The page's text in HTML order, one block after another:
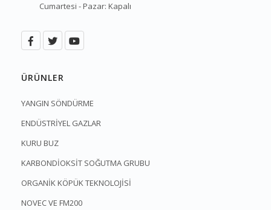
Cumartesi - Pazar: Kapalı
ÜRÜNLER
YANGIN SÖNDÜRME
ENDÜSTRİYEL GAZLAR
KURU BUZ
KARBONDİOKSİT SOĞUTMA GRUBU
ORGANİK KÖPÜK TEKNOLOJİSİ
NOVEC VE FM200